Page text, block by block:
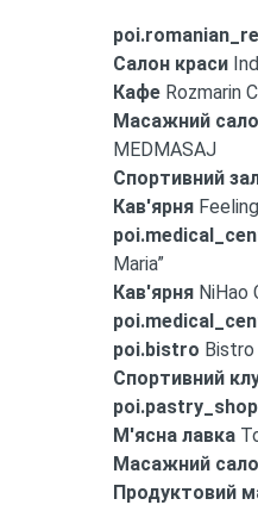
Салон краси
Кафе Rozmarin
Масажний
MEDMASAJ
Спортивний
Кав'ярня
Maria”
Кав'ярня NiHao
poi.bistro Bistro
Спортивний
poi.pastry_shop
М'ясна лавка
Масажний
Продуктовий